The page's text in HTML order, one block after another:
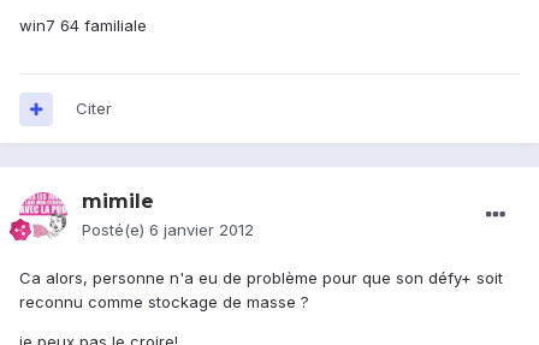
win7 64 familiale
Citer
mimile
Posté(e) 6 janvier 2012
Ca alors, personne n'a eu de problème pour que son défy+ soit
reconnu comme stockage de masse ?